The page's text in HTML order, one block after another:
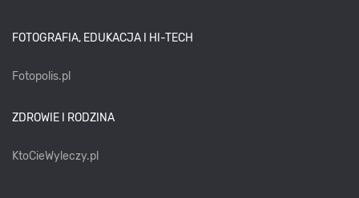
FOTOGRAFIA, EDUKACJA I HI-TECH
Fotopolis.pl
ZDROWIE I RODZINA
KtoCieWyleczy.pl